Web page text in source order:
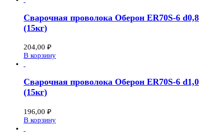
Сварочная проволока Оберон ER70S-6 d0,8
(15кг)
204,00 ₽
В корзину
Сварочная проволока Оберон ER70S-6 d1,0
(15кг)
196,00 ₽
В корзину